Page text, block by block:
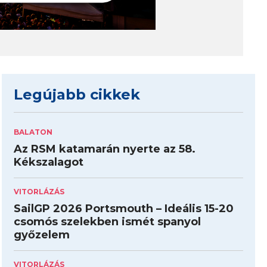
Legújabb cikkek
BALATON
Az RSM katamarán nyerte az 58.
Kékszalagot
VITORLÁZÁS
SailGP 2026 Portsmouth – Ideális 15-20
csomós szelekben ismét spanyol
győzelem
VITORLÁZÁS